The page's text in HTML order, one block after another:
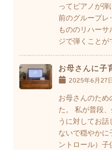
ってピアノが
前のグループレ
もののリハー
ジで弾くこと
お母さんに子
2025年6月27日
お母さんのため
た。 私が普段
うに対してお
ないで穏やかに
ントロール）